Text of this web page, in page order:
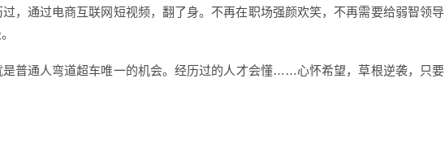
，通过电商互联网短视频，翻了身。不再在职场强颜欢笑，不再需要给弱智领导
普通人弯道超车唯一的机会。经历过的人才会懂……心怀希望，草根逆袭，只要